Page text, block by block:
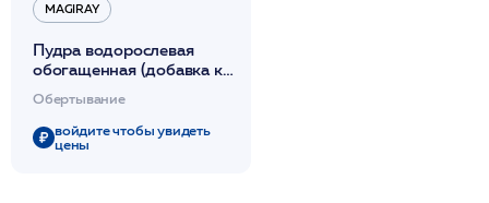
MAGIRAY
Пудра водорослевая
обогащенная (добавка к
маскам или
обертыванию) 500г
/Magiray
Обертывание
войдите чтобы увидеть
цены